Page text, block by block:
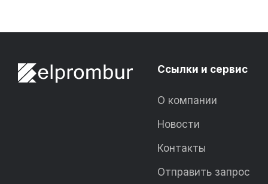
Ссылки и сервис
О компании
Новости
Контакты
Отправить запрос